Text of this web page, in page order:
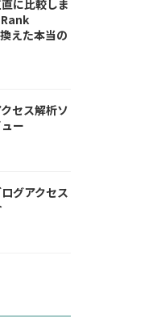
に比較しま
Rank
えた本当の
セス解析ソ
ー
グアクセス